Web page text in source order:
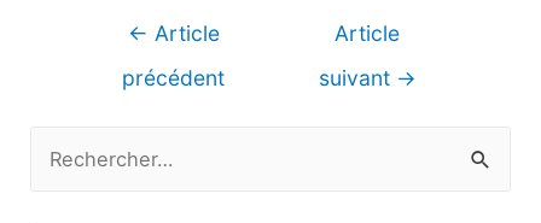
Navigation
← Article
précédent
Article
suivant →